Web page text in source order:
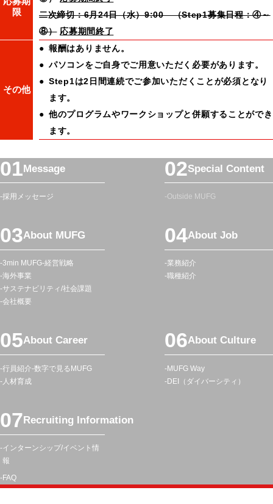
限
二次締切：6月24日（水）9:00 （Step1募集日程：④～
⑧） 応募期間終了
その他
報酬はありません。
パソコンをご自身でご用意いただく必要があります。
Step1は2日間連続でご参加いただくことが必須となり
ます。
他のプログラムやワークショップと併願することができ
ます。
フ
タ
ニ
ュ
ー
Message
採用メッセージ
Special Content
Outside MUFG
About MUFG
3min MUFG 経営戦略
海外事業
サステナビリティ/社会課題
会社概要
About Job
業務紹介
職種紹介
About Career
行員紹介 数字で見るMUFG
人材育成
About Culture
MUFG Way
DEI（ダイバーシティ）
Recruiting Information
インターンシップ/イベント情
報
FAQ